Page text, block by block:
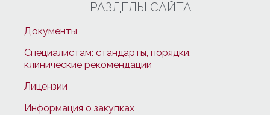
РАЗДЕЛЫ САЙТА
Документы
Специалистам: стандарты, порядки,
клинические рекомендации
Лицензии
Информация о закупках